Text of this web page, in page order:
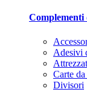
Adesivi
Carte
Divisori